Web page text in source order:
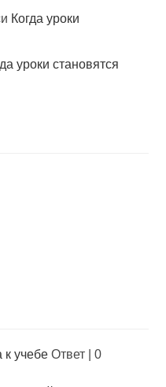
Когда уроки
уроки становятся
учебе Ответ |0